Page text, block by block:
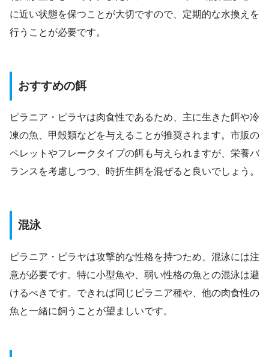
に近い状態を保つことが大切ですので、定期的な水換えを
行うことが必要です。
おすすめの餌
ピラニア・ピラヤは肉食性であるため、主に生きた餌や冷
凍の魚、甲殻類などを与えることが推奨されます。市販の
ペレットやフレークタイプの餌も与えられますが、栄養バ
ランスを考慮しつつ、時折生餌を混ぜると良いでしょう。
混泳
ピラニア・ピラヤは攻撃的な性格を持つため、混泳には注
意が必要です。特に小型魚や、弱い性格の魚との混泳は避
けるべきです。できれば同じピラニア種や、他の肉食性の
魚と一緒に飼うことが望ましいです。